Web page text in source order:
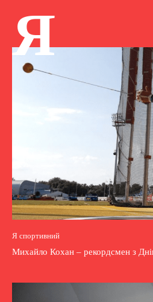
Я
Я спортивний
Михайло Кохан – рекордсмен з